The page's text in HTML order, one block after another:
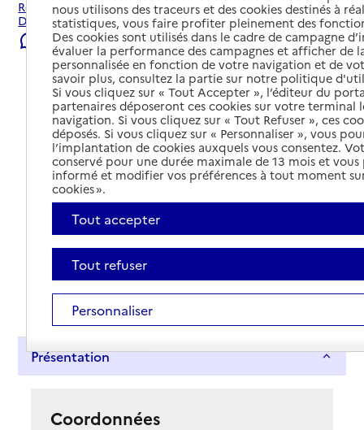
Rechercher les établissements et services autour de
Decazeville.
Signaler une erreur
Tout déplier
Présentation
Coordonnées
nous utilisons des traceurs et des cookies destinés à
statistiques, vous faire profiter pleinement des
Des cookies sont utilisés dans le cadre de campagne
évaluer la performance des campagnes et afficher de
personnalisée en fonction de votre navigation et de
savoir plus, consultez la partie sur notre politique
Si vous cliquez sur « Tout Accepter », l’éditeur du
partenaires déposeront ces cookies sur votre terminal
navigation. Si vous cliquez sur « Tout Refuser », ces
déposés. Si vous cliquez sur « Personnaliser », vous
l’implantation de cookies auxquels vous consentez.
conservé pour une durée maximale de 13 mois et
informé et modifier vos préférences à tout moment
cookies ».
Tout accepter
Tout refuser
Personnaliser